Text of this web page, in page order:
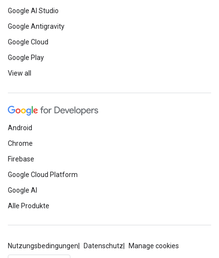
Google AI Studio
Google Antigravity
Google Cloud
Google Play
View all
Android
Chrome
Firebase
Google Cloud Platform
Google AI
Alle Produkte
Nutzungsbedingungen Datenschutz Manage cookies